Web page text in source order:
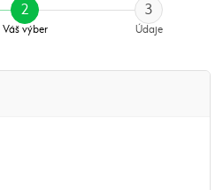
2
Váš výber
3
Údaje